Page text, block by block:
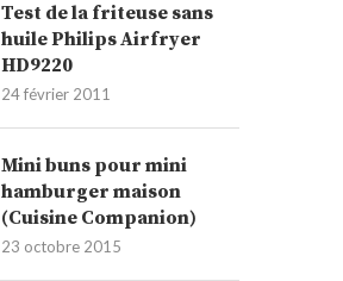
Test de la friteuse sans
huile Philips Airfryer
HD9220
24 février 2011
Mini buns pour mini
hamburger maison
(Cuisine Companion)
23 octobre 2015